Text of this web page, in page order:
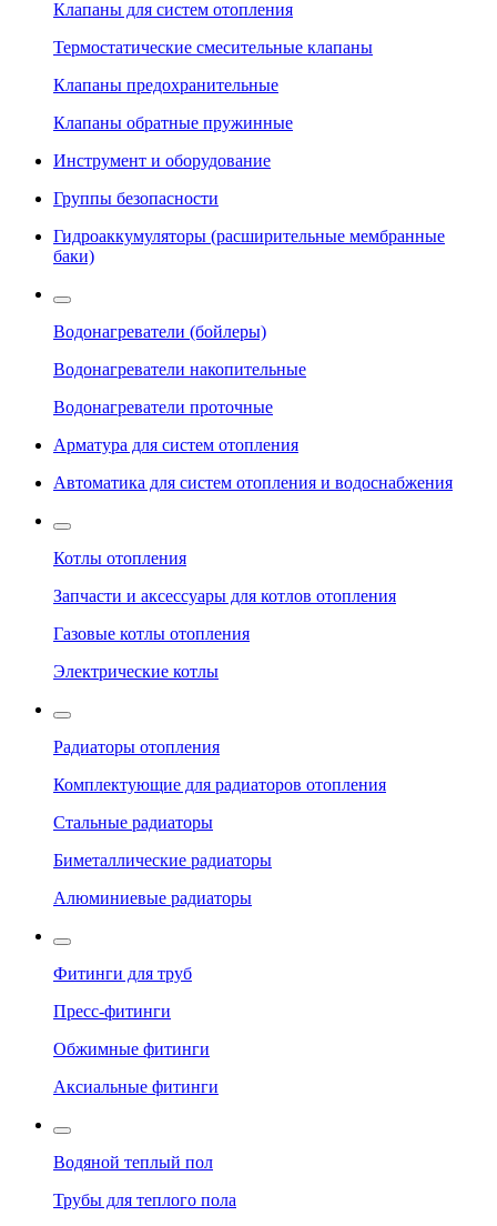
Клапаны для систем отопления
Термостатические смесительные клапаны
Клапаны предохранительные
Клапаны обратные пружинные
Инструмент и оборудование
Группы безопасности
Гидроаккумуляторы (расширительные мембранные
баки)
Водонагреватели (бойлеры)
Водонагреватели накопительные
Водонагреватели проточные
Арматура для систем отопления
Автоматика для систем отопления и водоснабжения
Котлы отопления
Запчасти и аксессуары для котлов отопления
Газовые котлы отопления
Электрические котлы
Радиаторы отопления
Комплектующие для радиаторов отопления
Стальные радиаторы
Биметаллические радиаторы
Алюминиевые радиаторы
Фитинги для труб
Пресс-фитинги
Обжимные фитинги
Аксиальные фитинги
Водяной теплый пол
Трубы для теплого пола